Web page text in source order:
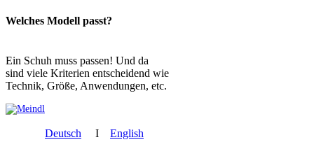
Welches Modell passt?
Ein Schuh muss passen! Und da
sind viele Kriterien entscheidend wie
Technik, Größe, Anwendungen, etc.
Deutsch I English